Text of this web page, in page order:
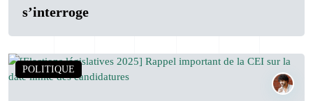
s’interroge
POLITIQUE